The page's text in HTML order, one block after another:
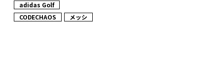
adidas Golf
CODECHAOS
メッシ